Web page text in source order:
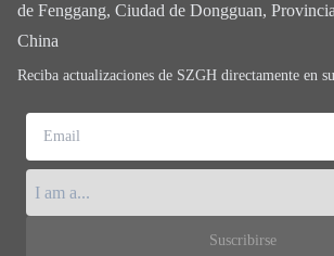
de Fenggang, Ciudad de Dongguan,
China
Reciba actualizaciones de SZGH directamente en
Suscribirse